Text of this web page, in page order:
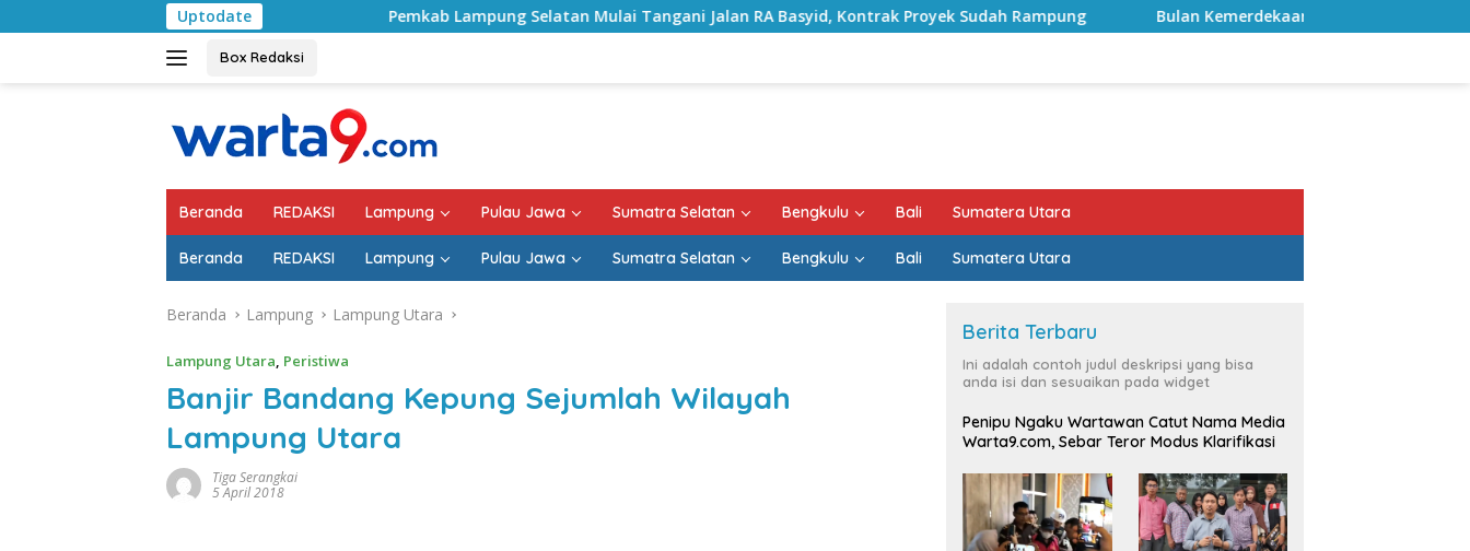
ke
Uptodate Pemkab Lampung Selatan Mulai Tangani Jalan RA Basyid, Kontrak Proyek Sudah Rampung Bulan Kemerdekaan, Bupati Lampung Selatan Ajak
Box Redaksi
Beranda REDAKSI Lampung Pulau Jawa Sumatra Selatan Bengkulu Bali Sumatera Utara
Beranda REDAKSI Lampung Pulau Jawa Sumatra Selatan Bengkulu Bali Sumatera Utara
Beranda Lampung Lampung Utara
Lampung Utara, Peristiwa
Banjir Bandang Kepung Sejumlah Wilayah
Lampung Utara
Tiga Serangkai
5 April 2018
Berita Terbaru
Ini adalah contoh judul deskripsi yang bisa
anda isi dan sesuaikan pada widget
Penipu Ngaku Wartawan Catut Nama Media
Warta9.com, Sebar Teror Modus Klarifikasi